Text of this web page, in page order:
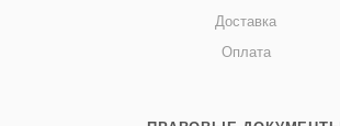
Доставка
Оплата